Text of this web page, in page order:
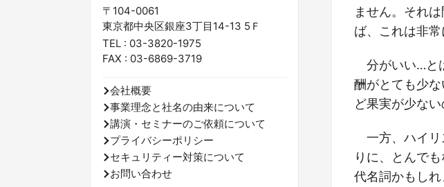
ません。それ
ば、これは非
分がいい…と
酬がとても少
ど果実が少な
一方、ハイ
りに、とんで
代名詞かもし
〒104-0061
東京都中央区銀座3丁目14-13 5Ｆ
TEL : 03-3820-1975
FAX : 03-6869-3719
会社概要
事業理念と社名の由来について
講演・セミナーのご依頼について
プライバシーポリシー
セキュリティー対策について
お問い合わせ